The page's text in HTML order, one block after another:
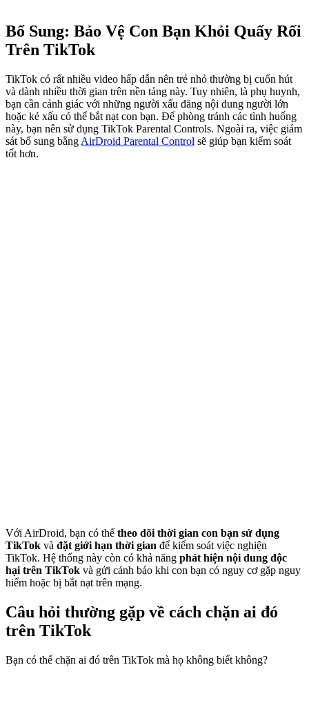
Bổ Sung: Bảo Vệ Con Bạn Khỏi Quấy Rối
Trên TikTok
TikTok có rất nhiều video hấp dẫn nên trẻ nhỏ thường bị cuốn hút
và dành nhiều thời gian trên nền tảng này. Tuy nhiên, là phụ huynh,
bạn cần cảnh giác với những người xấu đăng nội dung người lớn
hoặc kẻ xấu có thể bắt nạt con bạn. Để phòng tránh các tình huống
này, bạn nên sử dụng TikTok Parental Controls. Ngoài ra, việc giám
sát bổ sung bằng AirDroid Parental Control sẽ giúp bạn kiểm soát
tốt hơn.
Với AirDroid, bạn có thể theo dõi thời gian con bạn sử dụng
TikTok và đặt giới hạn thời gian để kiểm soát việc nghiện
TikTok. Hệ thống này còn có khả năng phát hiện nội dung độc
hại trên TikTok và gửi cảnh báo khi con bạn có nguy cơ gặp nguy
hiểm hoặc bị bắt nạt trên mạng.
Câu hỏi thường gặp về cách chặn ai đó
trên TikTok
Bạn có thể chặn ai đó trên TikTok mà họ không biết không?